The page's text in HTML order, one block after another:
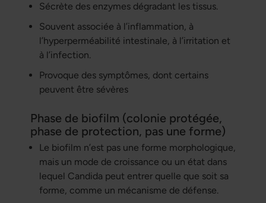
Sécrète des enzymes dégradant les tissus.
Souvent associée à l’inflammation, à
l’hyperperméabilité intestinale, à l’irritation et
à l’infection.
Provoque des symptômes, dont certains
peuvent être sévères
Phase de biofilm (colonie protégée,
phase de protection, pas une forme)
Le biofilm n’est pas une forme morphologique,
mais un mode de croissance ou un état dans
lequel Candida peut entrer quelle que soit sa
forme, comme un mécanisme de défense.